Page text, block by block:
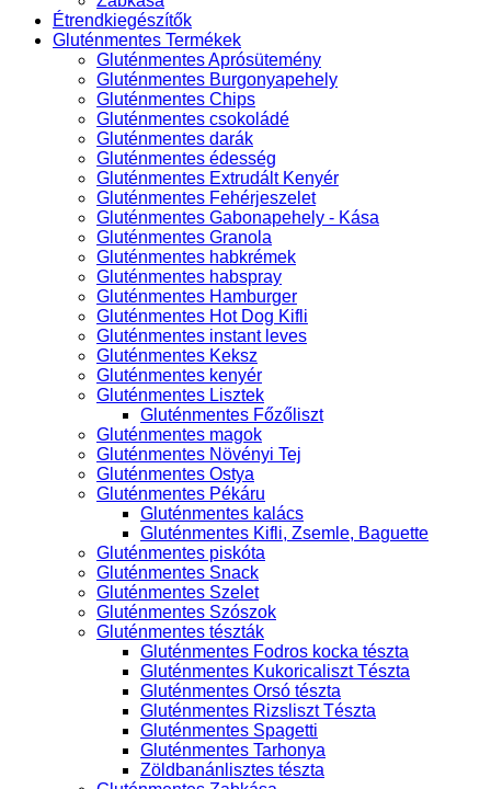
Étrendkiegészítők
Gluténmentes Termékek
Gluténmentes Aprósütemény
Gluténmentes Burgonyapehely
Gluténmentes Chips
Gluténmentes csokoládé
Gluténmentes darák
Gluténmentes édesség
Gluténmentes Extrudált Kenyér
Gluténmentes Fehérjeszelet
Gluténmentes Gabonapehely - Kása
Gluténmentes Granola
Gluténmentes habkrémek
Gluténmentes habspray
Gluténmentes Hamburger
Gluténmentes Hot Dog Kifli
Gluténmentes instant leves
Gluténmentes Keksz
Gluténmentes kenyér
Gluténmentes Lisztek
Gluténmentes Főzőliszt
Gluténmentes magok
Gluténmentes Növényi Tej
Gluténmentes Ostya
Gluténmentes Pékáru
Gluténmentes kalács
Gluténmentes Kifli, Zsemle, Baguette
Gluténmentes piskóta
Gluténmentes Snack
Gluténmentes Szelet
Gluténmentes Szószok
Gluténmentes tészták
Gluténmentes Fodros kocka tészta
Gluténmentes Kukoricaliszt Tészta
Gluténmentes Orsó tészta
Gluténmentes Rizsliszt Tészta
Gluténmentes Spagetti
Gluténmentes Tarhonya
Zöldbanánlisztes tészta